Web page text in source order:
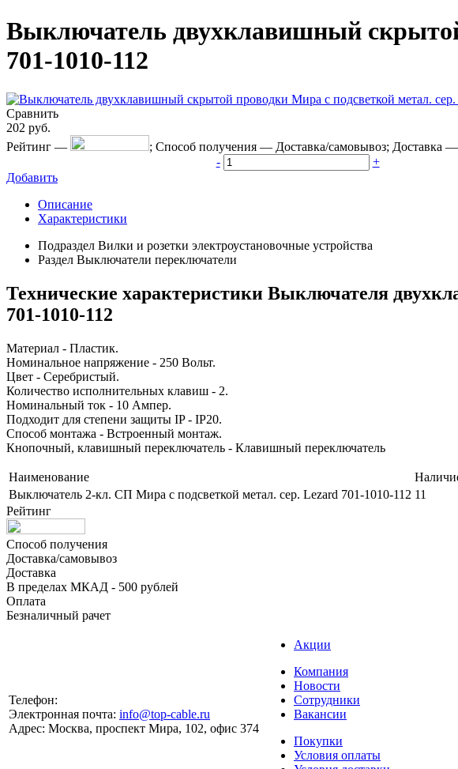
Выключатель двухклавишный
701-1010-112
Сравнить
202 руб.
Рейтинг — ; Способ получения — Доставка/самовывоз; Доставка —
-
+
Добавить
Описание
Характеристики
Подраздел Вилки и розетки электроустановочные устройства
Раздел Выключатели переключатели
Технические характеристики Выключателя
701-1010-112
Материал - Пластик.
Номинальное напряжение - 250 Вольт.
Цвет - Серебристый.
Количество исполнительных клавиш - 2.
Номинальный ток - 10 Ампер.
Подходит для степени защиты IP - IP20.
Способ монтажа - Встроенный монтаж.
Кнопочный, клавишный переключатель - Клавишный переключатель
Наименование
Выключатель 2-кл. СП Мира с подсветкой метал. сер. Lezard 701-1010-112 11
Рейтинг
Способ получения
Доставка/самовывоз
Доставка
В пределах МКАД - 500 рублей
Оплата
Безналичный рачет
Телефон:
Электронная почта: info@top-cable.ru
Адрес: Москва, проспект Мира, 102, офис 374
Акции
Компания
Новости
Сотрудники
Вакансии
Покупки
Условия оплаты